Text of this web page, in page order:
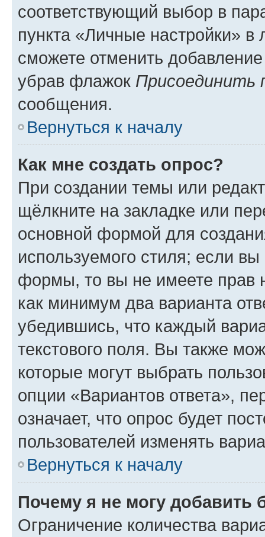
соответствующий выбор в
пункта «Личные настройки»
сможете отменить
убрав флажок Присоединить
сообщения.
Вернуться к началу
Как мне создать опрос?
При создании темы или
щёлкните на закладке или
основной формой для
используемого стиля; если
формы, то вы не имеете прав
как минимум два варианта
убедившись, что каждый
текстового поля. Вы также
которые могут выбрать
опции «Вариантов ответа»,
означает, что опрос будет
пользователей изменять
Вернуться к началу
Почему я не могу добавить
Ограничение количества